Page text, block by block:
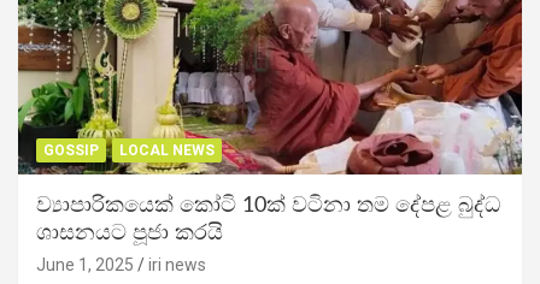
GOSSIP LOCAL NEWS
ව්‍යාපාරිකයෙක් කෝටි 10ක් වටිනා තම දේපළ බුද්ධ
ශාසනයට පූජා කරයි
June 1, 2025 iri news